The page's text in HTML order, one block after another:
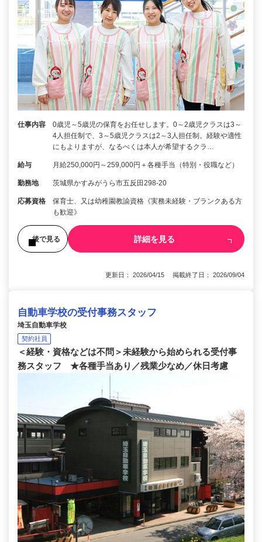
仕事内容
0歳児～5歳児の保育をお任せします。0～2歳児クラスは3～
4人担任制で、3～5歳児クラスは2～3人担任制。経験や適性
にもよりますが、なるべくは本人が希望するクラ…
給与 月給250,000円～259,000円＋各種手当（特別・役職など）
勤務地 茨城県かすみがうら市五反田298-20
応募資格
保育士、又は幼稚園教諭資格《実務未経験・ブランクある方
も歓迎》
後で見る 詳細を見る
更新日： 2026/04/15 掲載終了日： 2026/09/04
自動車学校の受付事務スタッフ
埼玉自動車学校
契約社員
＜経験・資格などは不問＞未経験から始められる受付事
務スタッフ ★各種手当あり／残業少なめ／休日考慮